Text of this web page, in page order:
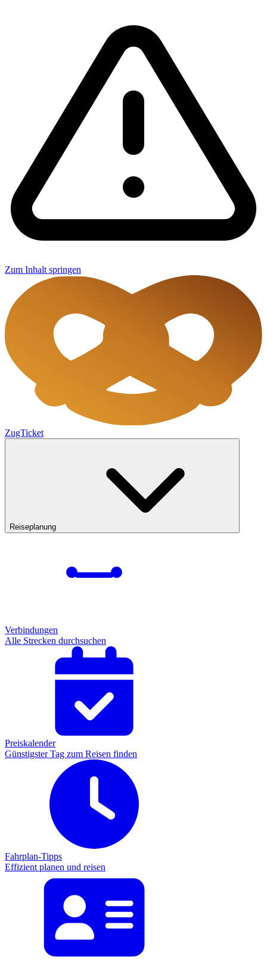
Zum Inhalt springen
ZugTicket
Reiseplanung
Verbindungen
Alle Strecken durchsuchen
Preiskalender
Günstigster Tag zum Reisen finden
Fahrplan-Tipps
Effizient planen und reisen